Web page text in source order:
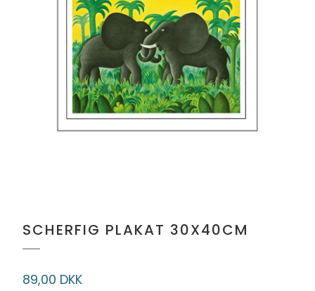
SCHERFIG PLAKAT 30X40CM
89,00 DKK